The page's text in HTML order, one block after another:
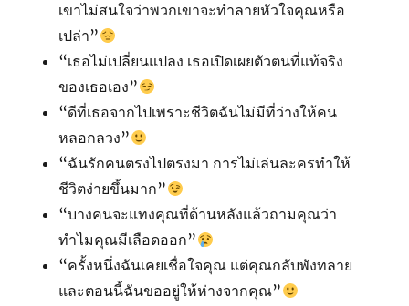
เขาไม่สนใจว่าพวกเขาจะทำลายหัวใจคุณหรือ
เปล่า”
“เธอไม่เปลี่ยนแปลง เธอเปิดเผยตัวตนที่แท้จริง
ของเธอเอง”
“ดีที่เธอจากไปเพราะชีวิตฉันไม่มีที่ว่างให้คน
หลอกลวง”
“ฉันรักคนตรงไปตรงมา การไม่เล่นละครทำให้
ชีวิตง่ายขึ้นมาก”
“บางคนจะแทงคุณที่ด้านหลังแล้วถามคุณว่า
ทำไมคุณมีเลือดออก”
“ครั้งหนึ่งฉันเคยเชื่อใจคุณ แต่คุณกลับพังทลาย
และตอนนี้ฉันขออยู่ให้ห่างจากคุณ”